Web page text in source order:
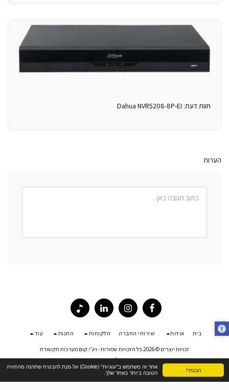
הבנתי!
אתר זה משתמש ב"עוגיות" (Cookie) על-מנת להבטיח שתהנה מהחוויה
הטובה ביותר באתר שלך.
חוות דעת: Dahua NVR5208-8P-EI
הערות
בית אודות שירותי החברה הלקוחות החנות עוד
זכויות יוצרים © 2026 כל הזכויות שמורות -
ויג'י.קום מערכות תקשורת
פרטיות|נגישות